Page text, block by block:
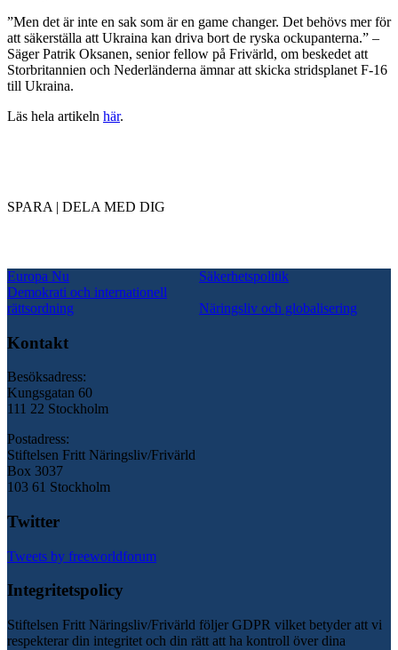
”Men det är inte en sak som är en game changer. Det behövs mer för
att säkerställa att Ukraina kan driva bort de ryska ockupanterna.” –
Säger Patrik Oksanen, senior fellow på Frivärld, om beskedet att
Storbritannien och Nederländerna ämnar att skicka stridsplanet F-16
till Ukraina.
Läs hela artikeln här.
SPARA | DELA MED DIG
Europa Nu
Säkerhetspolitik
Demokrati och internationell
rättsordning
Näringsliv och globalisering
Kontakt
Besöksadress:
Kungsgatan 60
111 22 Stockholm
Postadress:
Stiftelsen Fritt Näringsliv/Frivärld
Box 3037
103 61 Stockholm
Twitter
Tweets by freeworldforum
Integritetspolicy
Stiftelsen Fritt Näringsliv/Frivärld följer GDPR vilket betyder att vi
respekterar din integritet och din rätt att ha kontroll över dina